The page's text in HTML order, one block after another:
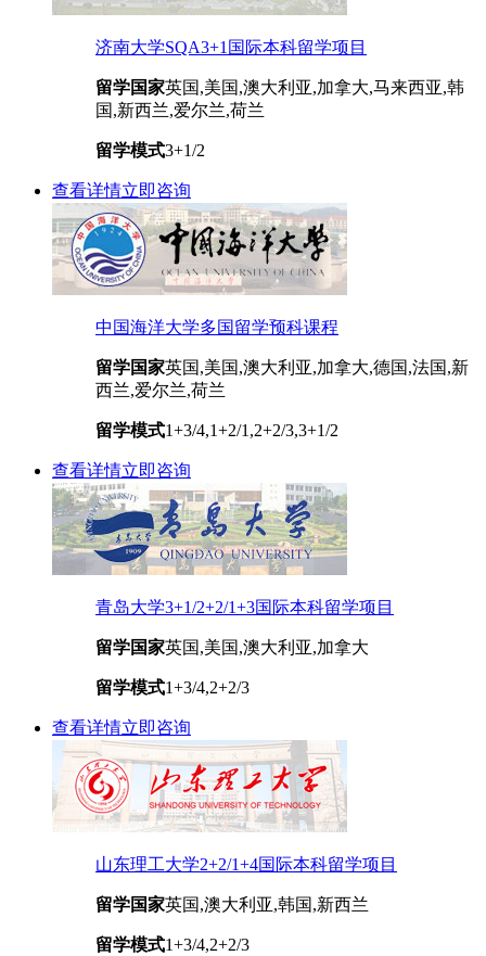
济南大学SQA3+1国际本科留学项目
留学国家英国,美国,澳大利亚,加拿大,马来西亚,韩
国,新西兰,爱尔兰,荷兰
留学模式3+1/2
查看详情立即咨询
中国海洋大学多国留学预科课程
留学国家英国,美国,澳大利亚,加拿大,德国,法国,新
西兰,爱尔兰,荷兰
留学模式1+3/4,1+2/1,2+2/3,3+1/2
查看详情立即咨询
青岛大学3+1/2+2/1+3国际本科留学项目
留学国家英国,美国,澳大利亚,加拿大
留学模式1+3/4,2+2/3
查看详情立即咨询
山东理工大学2+2/1+4国际本科留学项目
留学国家英国,澳大利亚,韩国,新西兰
留学模式1+3/4,2+2/3